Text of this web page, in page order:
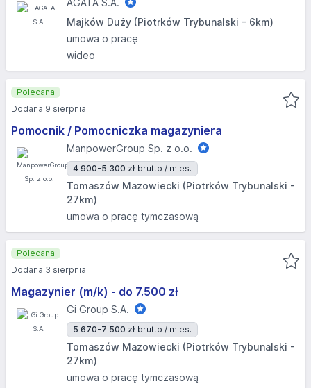
AGATA S.A.
Majków Duży (Piotrków Trybunalski - 6km)
umowa o pracę
wideo
Pomocnik / Pomocniczka magazyniera
ManpowerGroup Sp. z o.o.
4 900-5 300 zł brutto / mies.
Tomaszów Mazowiecki (Piotrków Trybunalski -
27km)
umowa o pracę tymczasową
Polecana
Dodana 9 sierpnia
Magazynier (m/k) - do 7.500 zł
Gi Group S.A.
5 670-7 500 zł brutto / mies.
Tomaszów Mazowiecki (Piotrków Trybunalski -
27km)
umowa o pracę tymczasową
Polecana
Dodana 3 sierpnia